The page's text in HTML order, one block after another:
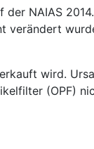
NAIAS
wird.
(OPF)